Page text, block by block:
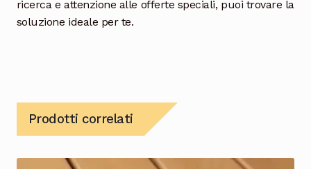
ricerca e attenzione alle offerte speciali, puoi trovare la
soluzione ideale per te.
Prodotti correlati